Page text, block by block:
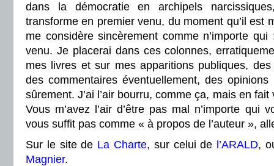
dans la démocratie en archipels
transforme en premier venu, du moment qu’il est
me considère sincèrement comme n’importe
venu. Je placerai dans ces colonnes,
mes livres et sur mes apparitions publiques,
des commentaires éventuellement, des
sûrement. J’ai l’air bourru, comme ça, mais en
Vous m’avez l’air d’être pas mal n’importe qui
vous suffit pas comme « à propos de l’auteur »,
Sur le site de La Charte, sur celui de l’ARALD,
Magnier.